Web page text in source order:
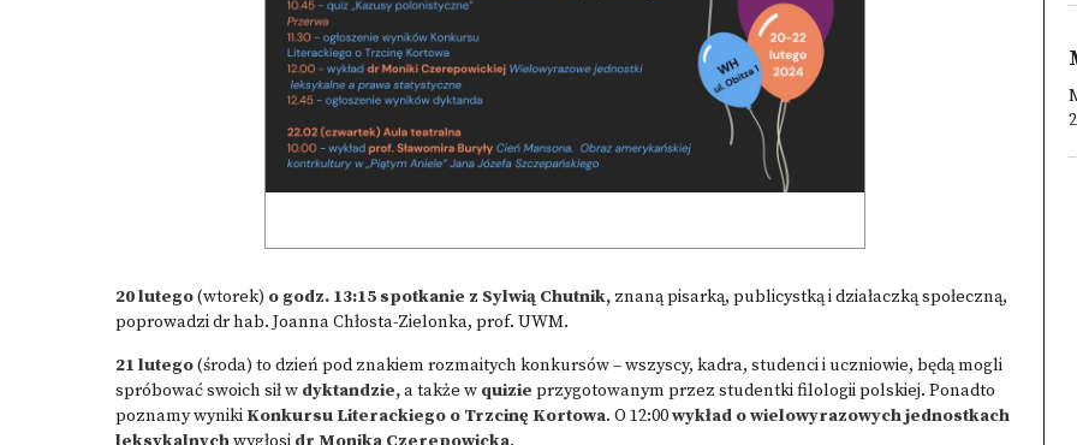
20 lutego(wtorek) o godz. 13:15 spotkanie z Sylwią Chutnik, znaną pisarką, publicystką i działaczką społeczną,
poprowadzi dr hab. Joanna Chłosta-Zielonka, prof. UWM.
21 lutego(środa) to dzień pod znakiem rozmaitych konkursów – wszyscy, kadra, studenci i uczniowie, będą mogli
spróbować swoich sił w dyktandzie,a także w quizie przygotowanym przez studentki filologii polskiej. Ponadto
poznamy wyniki Konkursu Literackiego o Trzcinę Kortowa. O 12:00wykład o wielowyrazowych jednostkach